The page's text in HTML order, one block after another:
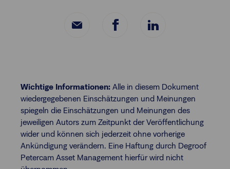
Wichtige Informationen: Alle in diesem Dokument
wiedergegebenen Einschätzungen und Meinungen
spiegeln die Einschätzungen und Meinungen des
jeweiligen Autors zum Zeitpunkt der Veröffentlichung
wider und können sich jederzeit ohne vorherige
Ankündigung verändern. Eine Haftung durch Degroof
Petercam Asset Management hierfür wird nicht